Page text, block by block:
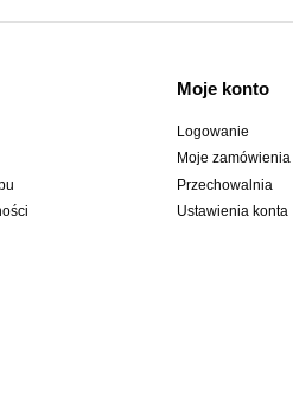
Moje konto
Logowanie
Moje zamówienia
Przechowalnia
Ustawienia konta